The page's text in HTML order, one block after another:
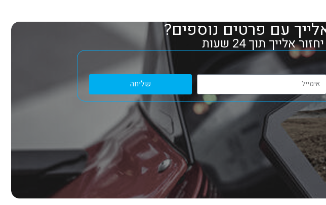
עם פרטים נוספים?
תוך 24 שעות
שליחה